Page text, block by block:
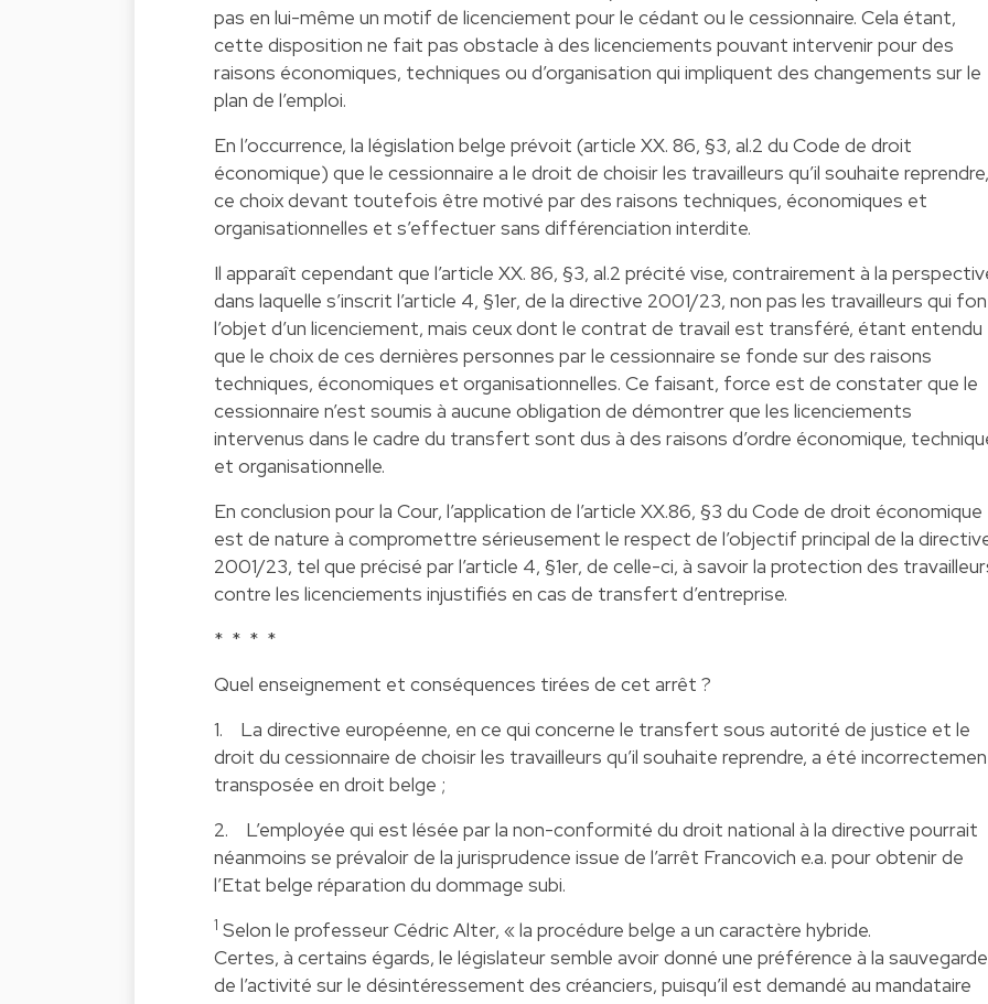
pas en lui-même un motif de licenciement pour le cédant ou le cessionnaire. Cela étant,
cette disposition ne fait pas obstacle à des licenciements pouvant intervenir pour des
raisons économiques, techniques ou d’organisation qui impliquent des changements sur le
plan de l’emploi.
En l’occurrence, la législation belge prévoit (article XX. 86, §3, al.2 du Code de droit
économique) que le cessionnaire a le droit de choisir les travailleurs qu’il souhaite reprendre,
ce choix devant toutefois être motivé par des raisons techniques, économiques et
organisationnelles et s’effectuer sans différenciation interdite.
Il apparaît cependant que l’article XX. 86, §3, al.2 précité vise, contrairement à la
dans laquelle s’inscrit l’article 4, §1er, de la directive 2001/23, non pas les travailleurs qui
l’objet d’un licenciement, mais ceux dont le contrat de travail est transféré, étant entendu
que le choix de ces dernières personnes par le cessionnaire se fonde sur des raisons
techniques, économiques et organisationnelles. Ce faisant, force est de constater que le
cessionnaire n’est soumis à aucune obligation de démontrer que les licenciements
intervenus dans le cadre du transfert sont dus à des raisons d’ordre économique,
et organisationnelle.
En conclusion pour la Cour, l’application de l’article XX.86, §3 du Code de droit économique
est de nature à compromettre sérieusement le respect de l’objectif principal de la
2001/23, tel que précisé par l’article 4, §1er, de celle-ci, à savoir la protection des
contre les licenciements injustifiés en cas de transfert d’entreprise.
* * * *
Quel enseignement et conséquences tirées de cet arrêt ?
1. La directive européenne, en ce qui concerne le transfert sous autorité de justice et le
droit du cessionnaire de choisir les travailleurs qu’il souhaite reprendre, a été
transposée en droit belge ;
2. L’employée qui est lésée par la non-conformité du droit national à la directive pourrait
néanmoins se prévaloir de la jurisprudence issue de l’arrêt Francovich e.a. pour obtenir de
l’Etat belge réparation du dommage subi.
1 Selon le professeur Cédric Alter, « la procédure belge a un caractère hybride.
Certes, à certains égards, le législateur semble avoir donné une préférence à la sauvegarde
de l’activité sur le désintéressement des créanciers, puisqu’il est demandé au mandataire